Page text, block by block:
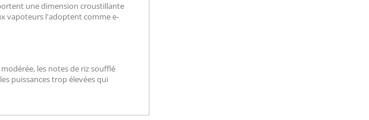
une dimension croustillante
vapoteurs l'adoptent comme e-
les notes de riz soufflé
puissances trop élevées qui